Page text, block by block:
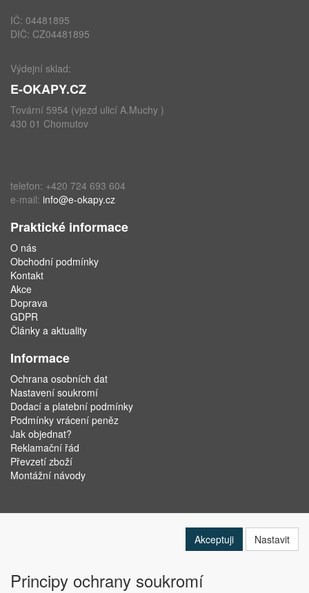
IČ: 04481895
DIČ: CZ04481895
Výdejní sklad:
E-OKAPY.CZ
Tovární 5954 (vjezd ulicí A.Muchy )
430 01 Chomutov
telefon: +420 724 693 604
e-mail: info@e-okapy.cz
Praktické informace
O nás
Obchodní podmínky
Kontakt
Akce
Doprava
GDPR
Články a aktuality
Informace
Ochrana osobních dat
Nastavení soukromí
Dodací a platební podmínky
Podmínky vrácení peněz
Jak objednat?
Reklamační řád
Převzetí zboží
Montážní návody
Akceptuji Nastavit
Principy ochrany soukromí